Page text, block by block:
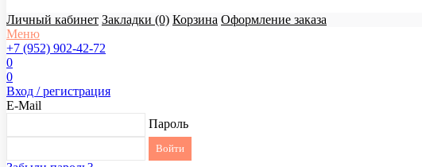
Личный кабинет Закладки (0) Корзина Оформление заказа
Меню
+7 (952) 902-42-72
0
0
Вход / регистрация
E-Mail
Пароль